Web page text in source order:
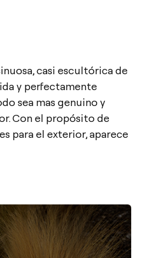
casi escultórica de
y perfectamente
sea mas genuino y
Con el propósito de
para el exterior, aparece